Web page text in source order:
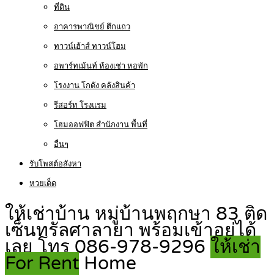
ที่ดิน
อาคารพาณิชย์ ตึกแถว
ทาวน์เฮ้าส์ ทาวน์โฮม
อพาร์ทเม้นท์ ห้องเช่า หอพัก
โรงงาน โกดัง คลังสินค้า
รีสอร์ท โรงแรม
โฮมออฟฟิต สำนักงาน พื้นที่
อื่นๆ
รับโพสต์อสังหา
หวยเด็ด
ให้เช่าบ้าน หมู่บ้านพฤกษา 83 ติด
เซ็นทรัลศาลายา พร้อมเข้าอยู่ได้
เลย โทร 086-978-9296 ให้เช่า
For Rent Home